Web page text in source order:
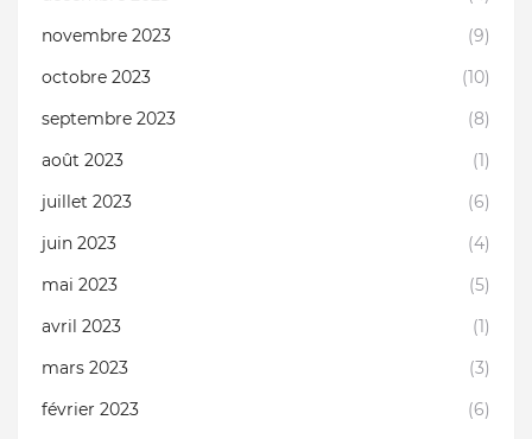
novembre 2023
(9)
octobre 2023
(10)
septembre 2023
(8)
août 2023
(1)
juillet 2023
(6)
juin 2023
(4)
mai 2023
(5)
avril 2023
(1)
mars 2023
(3)
février 2023
(6)